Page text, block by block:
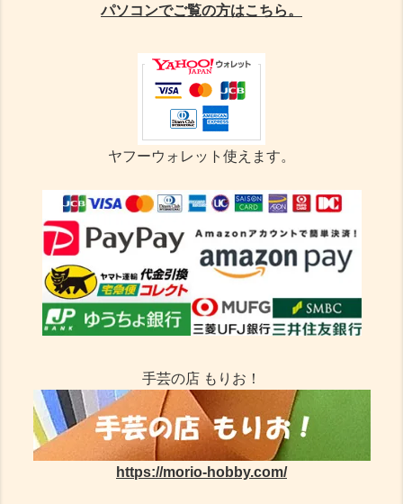
パソコンでご覧の方はこちら。
ヤフーウォレット使えます。
手芸の店 もりお！
https://morio-hobby.com/